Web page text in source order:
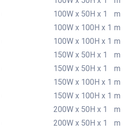
100W x 50H x 1
m
100W x 100H x 1 m
100W x 100H x 1 m
150W x 50H x 1
m
150W x 50H x 1
m
150W x 100H x 1 m
150W x 100H x 1 m
200W x 50H x 1
m
200W x 50H x 1
m